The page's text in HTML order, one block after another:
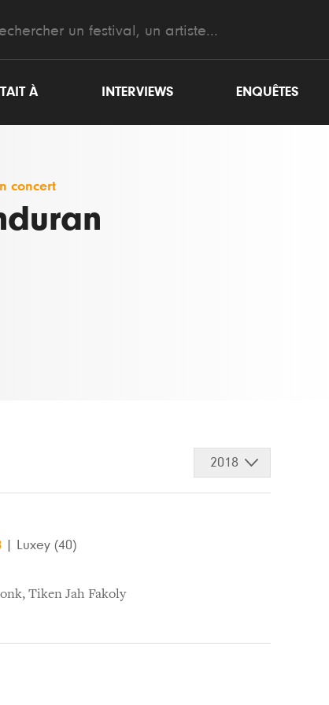
À INTERVIEWS ENQUÊTES
concert
2018
Luxey (40)
, Tiken Jah Fakoly